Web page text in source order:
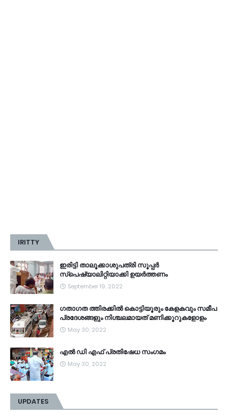
IRITTY
ഇരിട്ടി താലൂക്കാശുപത്രി സൂപ്പർ
സ്‌പെഷ്യാലിറ്റിയാക്കി ഉയർത്തണം
September 19, 2022
ഗതാഗത ത്തിരക്കിൽ കൊട്ടിയൂരും കേളകവും സമീപ
പ്രദേശങ്ങളും നിശ്ചലമായത് മണിക്കൂറുകളോളം
May 30, 2022
എൽ ഡി എഫ് പ്രതിഷേധ സംഗമം
May 30, 2022
UPDATES